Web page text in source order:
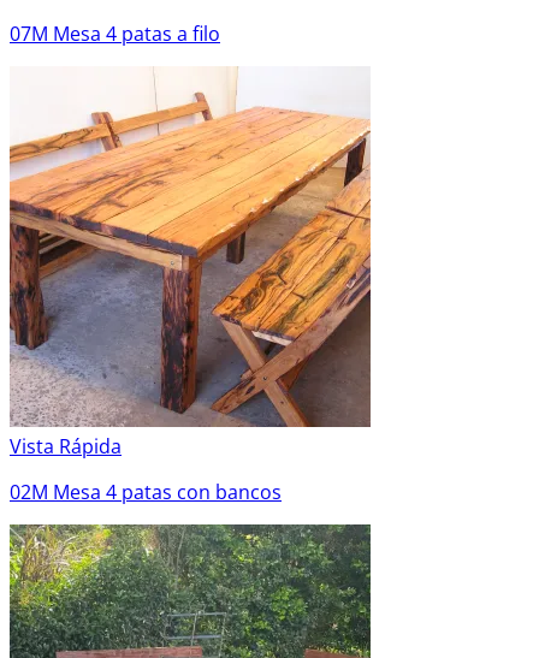
07M Mesa 4 patas a filo
Vista Rápida
02M Mesa 4 patas con bancos